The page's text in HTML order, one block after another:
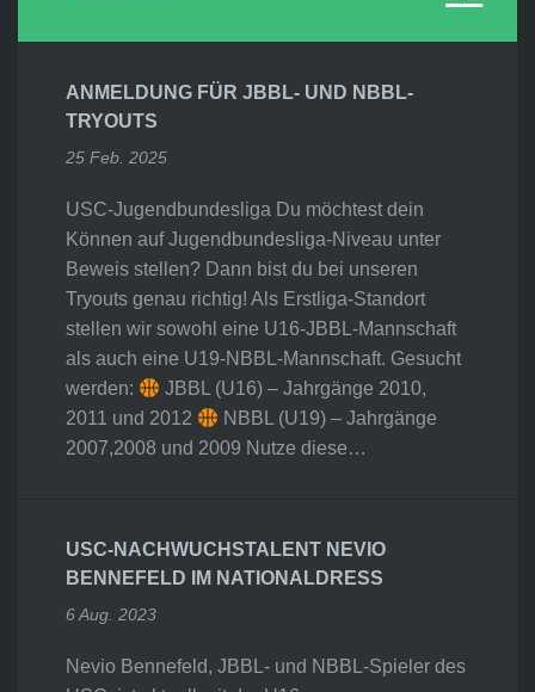
ANMELDUNG FÜR JBBL- UND NBBL-
TRYOUTS
25 Feb. 2025
USC-Jugendbundesliga Du möchtest dein
Können auf Jugendbundesliga-Niveau unter
Beweis stellen? Dann bist du bei unseren
Tryouts genau richtig! Als Erstliga-Standort
stellen wir sowohl eine U16-JBBL-Mannschaft
als auch eine U19-NBBL-Mannschaft. Gesucht
werden:
JBBL (U16) – Jahrgänge 2010,
2011 und 2012
NBBL (U19) – Jahrgänge
2007,2008 und 2009 Nutze diese…
USC-NACHWUCHSTALENT NEVIO
BENNEFELD IM NATIONALDRESS
6 Aug. 2023
Nevio Bennefeld, JBBL- und NBBL-Spieler des